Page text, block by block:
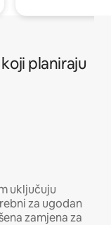
planiraju
uključuju
za ugodan
zamjena za